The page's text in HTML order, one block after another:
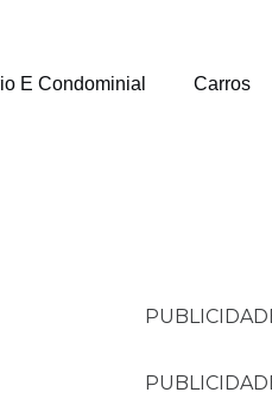
E Condominial Carros